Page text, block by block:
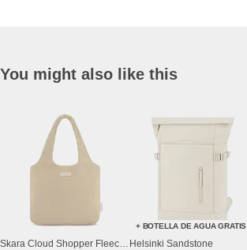
You might also like this
Skara Cloud Shopper Fleece Sandstone
+ BOTELLA DE AGUA GRATIS
Helsinki Sandstone